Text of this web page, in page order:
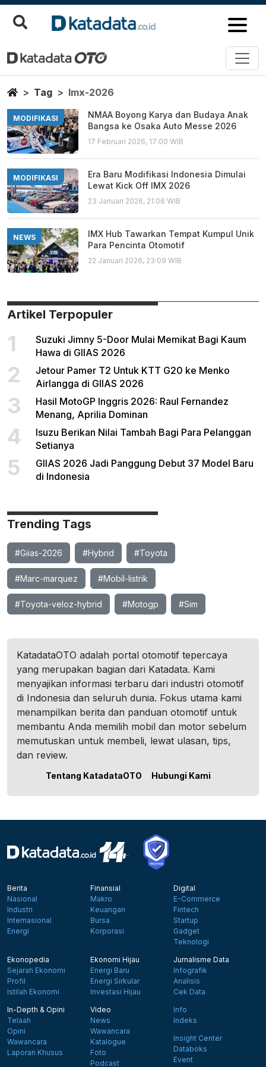
Imx 2026
Berita Terbaru
HomeTag Imx-2026
MODIFIKASI
NMAA Boyong Karya dan Budaya Anak
Bangsa ke Osaka Auto Messe 2026
17 Februari 2026, 17:00 WIB
MODIFIKASI
Era Baru Modifikasi Indonesia Dimulai
Lewat Kick Off IMX 2026
23 Januari 2026, 21:06 WIB
NEWS
IMX Hub Tawarkan Tempat Kumpul Unik
Para Pencinta Otomotif
22 Januari 2026, 23:09 WIB
Artikel Terpopuler
1
Suzuki Jimny 5-Door Mulai Memikat Bagi Kaum
Hawa di GIIAS 2026
2
Jetour Pamer T2 Untuk KTT G20 ke Menko
Airlangga di GIIAS 2026
3
Hasil MotoGP Inggris 2026: Raul Fernandez
Menang, Aprilia Dominan
4
Isuzu Berikan Nilai Tambah Bagi Para Pelanggan
Setianya
5
GIIAS 2026 Jadi Panggung Debut 37 Model Baru
di Indonesia
Trending Tags
#Giias-2026 #Hybrid #Toyota
#Marc-marquez #Mobil-listrik
#Toyota-veloz-hybrid #Motogp #Sim
KatadataOTO adalah portal otomotif tepercaya
yang merupakan bagian dari Katadata. Kami
menyajikan informasi terbaru dari industri otomotif
di Indonesia dan seluruh dunia. Fokus utama kami
menampilkan berita dan panduan otomotif untuk
membantu Anda memilih mobil dan motor sebelum
memutuskan untuk membeli, lewat ulasan, tips,
dan review.
Tentang KatadataOTO Hubungi Kami
Berita
Nasional
Industri
Internasional
Energi
Finansial
Makro
Keuangan
Bursa
Korporasi
Digital
E-Commerce
Fintech
Startup
Gadget
Teknologi
Ekonopedia
Sejarah Ekonomi
Profil
Istilah Ekonomi
Ekonomi Hijau
Energi Baru
Energi Sirkular
Investasi Hijau
Jurnalisme Data
Infografik
Analisis
Cek Data
In-Depth & Opini
Telaah
Opini
Wawancara
Laporan Khusus
Video
News
Wawancara
Katalogue
Foto
Podcast
Info
Indeks
Insight Center
Databoks
Event